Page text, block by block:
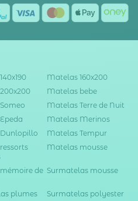
Matelas 160x200
Matelas bebe
Matelas Terre de Nuit
Matelas Merinos
Matelas Tempur
Matelas mousse
de Surmatelas mousse
plumes Surmatelas polyester